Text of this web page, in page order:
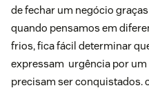
de fechar um negócio
quando pensamos em
frios, fica fácil determinar
expressam urgência por
precisam ser conquistados.